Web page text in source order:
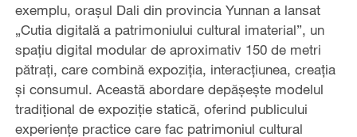
exemplu, orașul Dali din provincia Yunnan a lansat
„Cutia digitală a patrimoniului cultural imaterial”, un
spațiu digital modular de aproximativ 150 de metri
pătrați, care combină expoziția, interacțiunea, creația
și consumul. Această abordare depășește modelul
tradițional de expoziție statică, oferind publicului
experiențe practice care fac patrimoniul cultural